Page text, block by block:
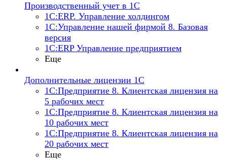
Производственный учет в 1С
1С:ERP. Управление холдингом
1С:Управление нашей фирмой 8. Базовая
версия
1С:ERP Управление предприятием
Еще
Дополнительные лицензии 1С
1С:Предприятие 8. Клиентская лицензия на
5 рабочих мест
1С:Предприятие 8. Клиентская лицензия на
10 рабочих мест
1С:Предприятие 8. Клиентская лицензия на
20 рабочих мест
Еще